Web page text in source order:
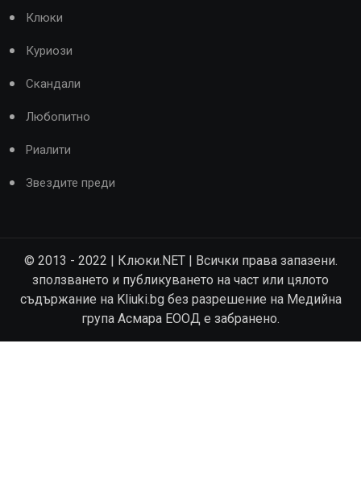
Клюки
Куриози
Скандали
Любопитно
Риалити
Звездите преди
© 2013 - 2022 | Клюки.NET | Всички права запазени.
зползването и публикуването на част или цялото
съдържание на Kliuki.bg без разрешение на Медийна
група Асмара ЕООД е забранено.